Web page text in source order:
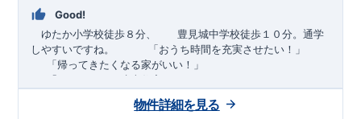
Good!
ゆたか小学校徒歩８分、 豊見城中学校徒歩１０分。通学
しやすいですね。
「おうち時間を充実させたい！」
「帰ってきたくなる家がいい！」
「おしゃれなら建売住宅もありかも！」
TEL:098-860-2201（火・水曜日定休日、年末年始休み）
物件詳細を見る